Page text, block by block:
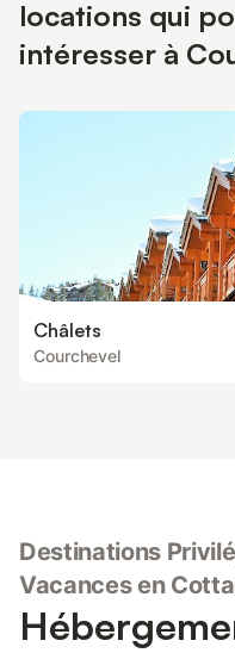
locations qui
intéresser à
Châlets
Courchevel
Destinations
Vacances en